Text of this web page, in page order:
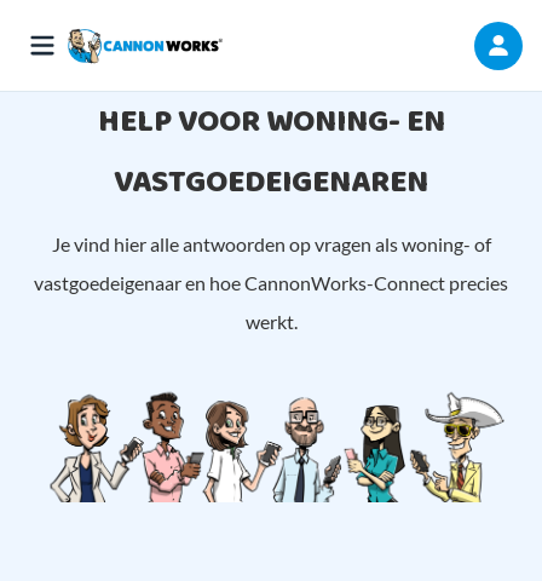
HELP VOOR WONING- EN
VASTGOEDEIGENAREN
Je vind hier alle antwoorden op vragen als woning- of
vastgoedeigenaar en hoe CannonWorks-Connect precies
werkt.